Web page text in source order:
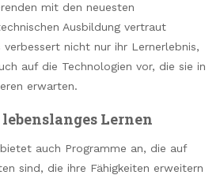
mit den neuesten
Ausbildung vertraut
nicht nur ihr Lernerlebnis,
auf die Technologien vor, die sie in
erwarten.
Lernen
auch Programme an, die auf
sind, die ihre Fähigkeiten erweitern